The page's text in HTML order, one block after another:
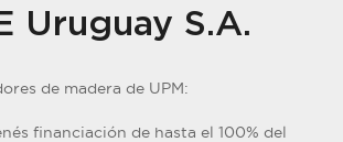
Uruguay S.A.
de madera de UPM:
financiación de hasta el 100% del